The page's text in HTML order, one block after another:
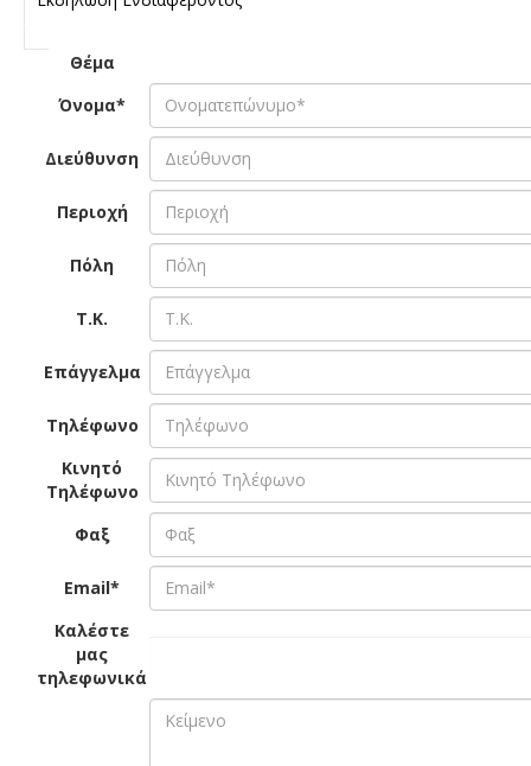
Θέμα
Όνομα*
Διεύθυνση
Περιοχή
Πόλη
Τ.Κ.
Επάγγελμα
Τηλέφωνο
Κινητό
Τηλέφωνο
Φαξ
Email*
Καλέστε
μας
τηλεφωνικά